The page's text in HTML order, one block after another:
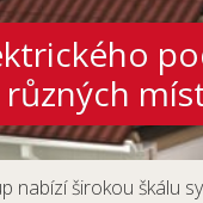
nabízí širokou škálu